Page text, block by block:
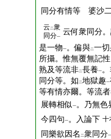
同分有情等 婆沙
云二衆
同分一
云何衆同分
是一物一。偏與二一
所攝。惟無覆無記
熟及等流非二長養一
同分等。如 二地獄趣一
等有情亦爾。等流
展轉相似一。乃無色
今四句一。入論下 十
同樂欲因名 二衆同分一